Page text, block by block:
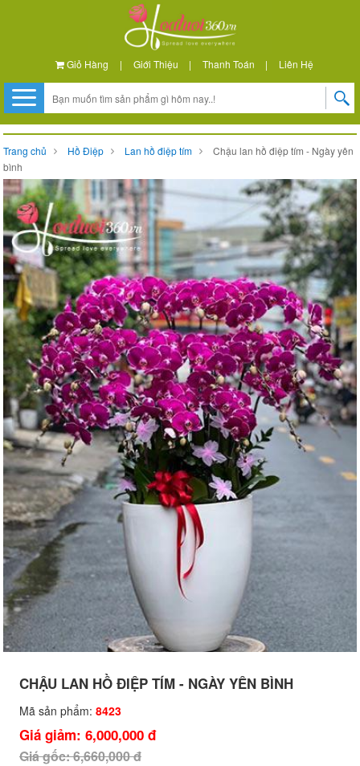
Giỏ Hàng | Giới Thiệu | Thanh Toán | Liên Hệ
Trang chủ Hồ Điệp Lan hồ điệp tím
Chậu lan hồ điệp tím - Ngày yên
bình
CHẬU LAN HỒ ĐIỆP TÍM - NGÀY YÊN BÌNH
Mã sản phẩm: 8423
Giá giảm: 6,000,000 đ
Giá gốc: 6,660,000 đ